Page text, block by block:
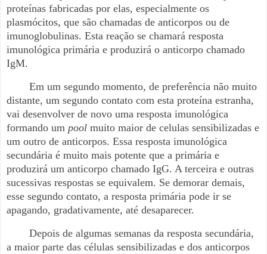
proteínas fabricadas por elas, especialmente os
plasmócitos, que são chamadas de anticorpos ou de
imunoglobulinas. Esta reação se chamará resposta
imunológica primária e produzirá o anticorpo chamado
IgM.
Em um segundo momento, de preferência não muito
distante, um segundo contato com esta proteína estranha,
vai desenvolver de novo uma resposta imunológica
formando um pool muito maior de celulas sensibilizadas e
um outro de anticorpos. Essa resposta imunológica
secundária é muito mais potente que a primária e
produzirá um anticorpo chamado IgG. A terceira e outras
sucessivas respostas se equivalem. Se demorar demais,
esse segundo contato, a resposta primária pode ir se
apagando, gradativamente, até desaparecer.
Depois de algumas semanas da resposta secundária,
a maior parte das células sensibilizadas e dos anticorpos